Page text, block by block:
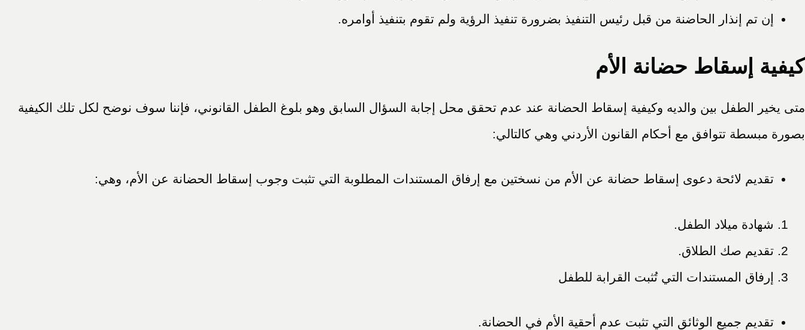
إن تم إنذار الحاضنة من قبل رئيس التنفيذ بضرورة تنفيذ الرؤية ولم تقوم بتنفيذ أوامره.
كيفية إسقاط حضانة الأم
متى يخير الطفل بين والديه وكيفية إسقاط الحضانة عند عدم تحقق محل إجابة السؤال السابق وهو بلوغ الطفل القانوني، فإننا سوف نوضح لكل تلك الكيفية
بصورة مبسطة تتوافق مع أحكام القانون الأردني وهي كالتالي:
تقديم لائحة دعوى إسقاط حضانة عن الأم من نسختين مع إرفاق المستندات المطلوبة التي تثبت وجوب إسقاط الحضانة عن الأم، وهي:
شهادة ميلاد الطفل.
تقديم صك الطلاق.
إرفاق المستندات التي تُثبت القرابة للطفل
تقديم جميع الوثائق التي تثبت عدم أحقية الأم في الحضانة.